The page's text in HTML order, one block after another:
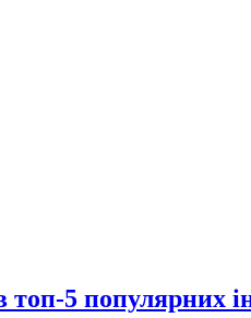
5 популярних